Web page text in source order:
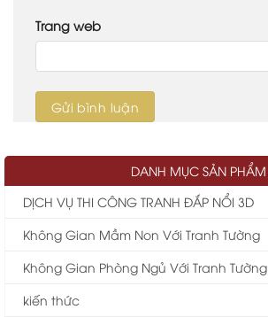
DANH MỤC SẢN PHẨM
DỊCH VỤ THI CÔNG TRANH ĐẮP NỔI 3D
Không Gian Mầm Non Với Tranh Tường
Không Gian Phòng Ngủ Với Tranh Tường
kiến thức
Trang web